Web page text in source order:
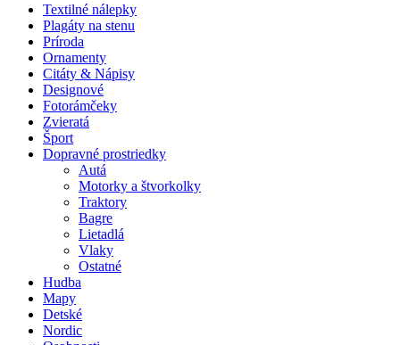
Textilné nálepky
Plagáty na stenu
Príroda
Ornamenty
Citáty & Nápisy
Designové
Fotorámčeky
Zvieratá
Šport
Dopravné prostriedky
Autá
Motorky a štvorkolky
Traktory
Bagre
Lietadlá
Vlaky
Ostatné
Hudba
Mapy
Detské
Nordic